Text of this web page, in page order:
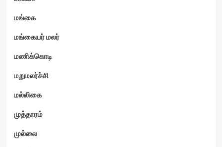
மங்கை
மங்கையர் மலர்
மணிக்கொடி
மறுமலர்ச்சி
மல்லிகை
முத்தாரம்
முல்லை